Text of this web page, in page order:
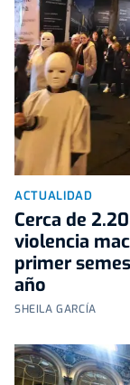
ACTUALIDAD
Cerca de
violencia
primer
año
SHEILA GARCÍA